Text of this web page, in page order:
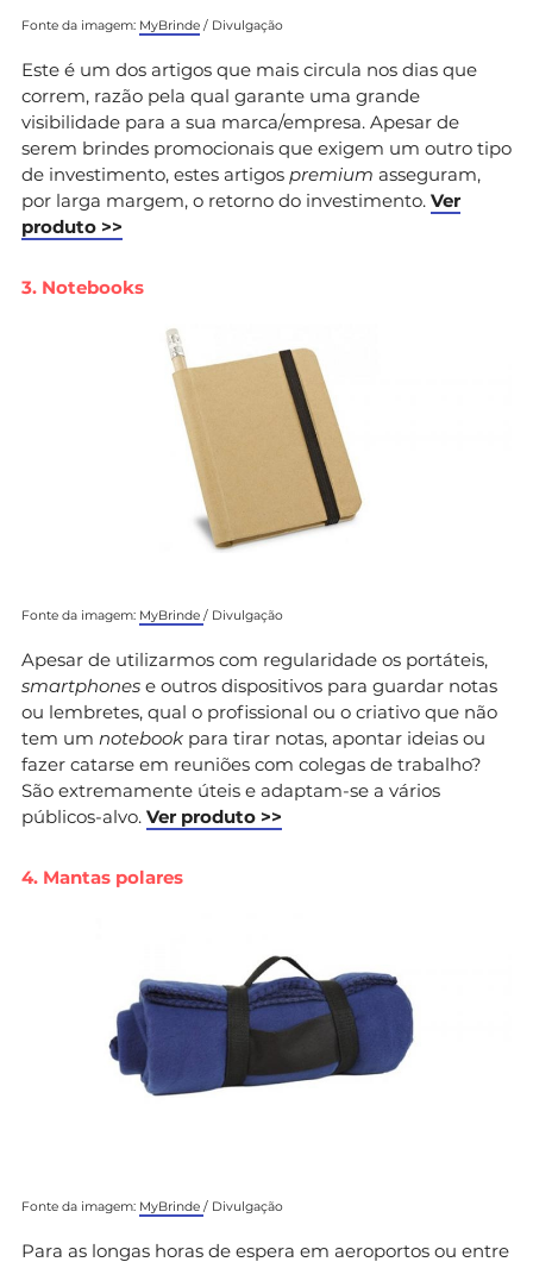
Fonte da imagem: MyBrinde / Divulgação
Este é um dos artigos que mais circula nos dias que
correm, razão pela qual garante uma grande
visibilidade para a sua marca/empresa. Apesar de
serem brindes promocionais que exigem um outro tipo
de investimento, estes artigos premium asseguram,
por larga margem, o retorno do investimento. Ver
produto >>
3. Notebooks
Fonte da imagem: MyBrinde / Divulgação
Apesar de utilizarmos com regularidade os portáteis,
smartphones e outros dispositivos para guardar notas
ou lembretes, qual o profissional ou o criativo que não
tem um notebook para tirar notas, apontar ideias ou
fazer catarse em reuniões com colegas de trabalho?
São extremamente úteis e adaptam-se a vários
públicos-alvo. Ver produto >>
4. Mantas polares
Fonte da imagem: MyBrinde / Divulgação
Para as longas horas de espera em aeroportos ou entre